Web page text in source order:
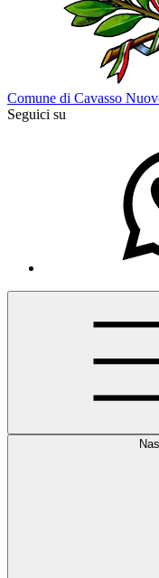
Comune di Cavasso
Seguici su